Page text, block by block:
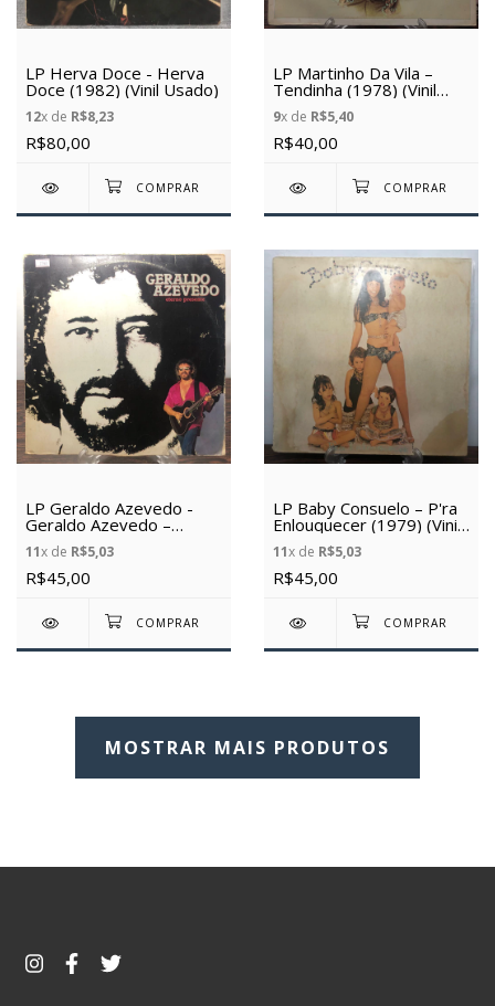
LP Herva Doce - Herva
Doce (1982) (Vinil Usado)
12x de R$8,23
R$80,00
LP Martinho Da Vila –
Tendinha (1978) (Vinil
Usado)
9x de R$5,40
R$40,00
LP Geraldo Azevedo -
Geraldo Azevedo –
Eterno Presente (1988)
(Vinil Usado)
11x de R$5,03
R$45,00
LP Baby Consuelo – P'ra
Enlouquecer (1979) (Vinil
Usado)
11x de R$5,03
R$45,00
MOSTRAR MAIS PRODUTOS